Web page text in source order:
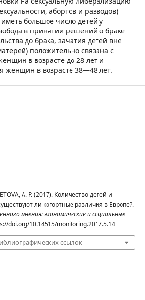
абортов и разводов)
большое число детей у
в принятии решений о браке
до брака, зачатия детей вне
положительно связана с
в возрасте до 28 лет и
женщин в возрасте 38—48 лет.
A. P. (2017). Количество детей и
ли когортные различия в Европе?.
мнения: экономические и социальные
doi.org/10.14515/monitoring.2017.5.14
ссылок